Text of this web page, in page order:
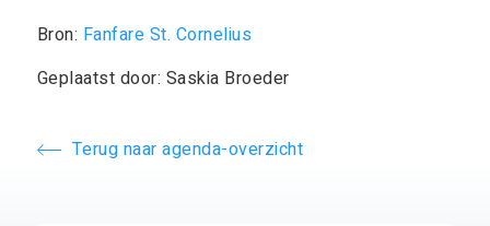
Bron: Fanfare St. Cornelius
Geplaatst door: Saskia Broeder
Terug naar agenda-overzicht